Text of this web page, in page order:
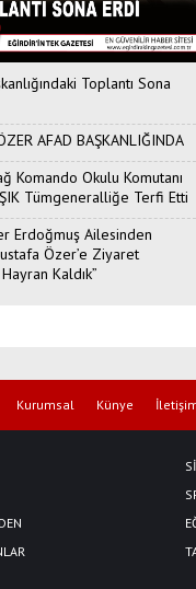
Toplantı Sona
AFAD BAŞKANLIĞINDA
Komando Okulu Komutanı
Tümgeneralliğe Terfi Etti
Erdoğmuş Ailesinden
Özer’e Ziyaret
Kaldık”
Kurumsal Künye